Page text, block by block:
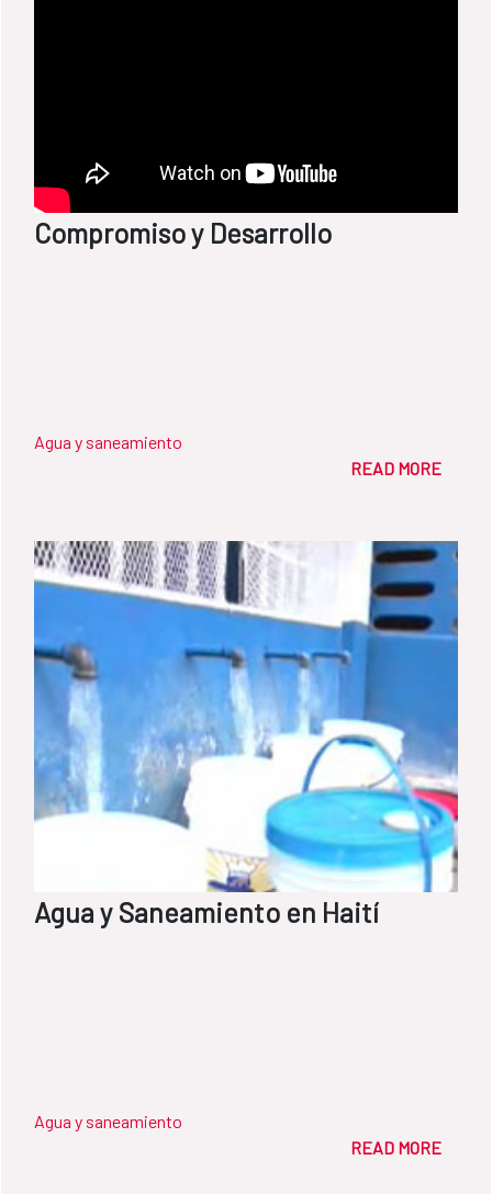
Compromiso y Desarrollo
Agua y saneamiento
READ MORE
Agua y Saneamiento en Haití
Agua y saneamiento
READ MORE